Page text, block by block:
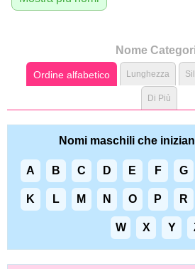
Nome
Ordine alfabetico Lunghezza
Di Più
Nomi maschili che
A B C D E F G
K L M N O P R
W X Y